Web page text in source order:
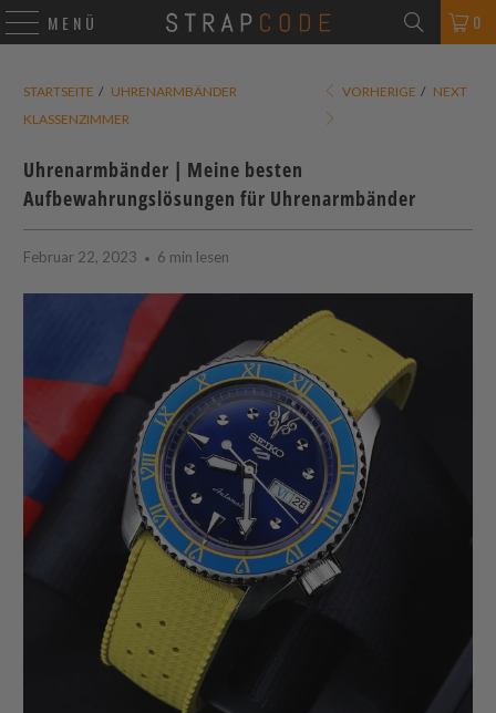
MENÜ 0
STARTSEITE / UHRENARMBÄNDER
KLASSENZIMMER
VORHERIGE / NEXT
Uhrenarmbänder | Meine besten
Aufbewahrungslösungen für Uhrenarmbänder
Februar 22, 2023 6 min lesen